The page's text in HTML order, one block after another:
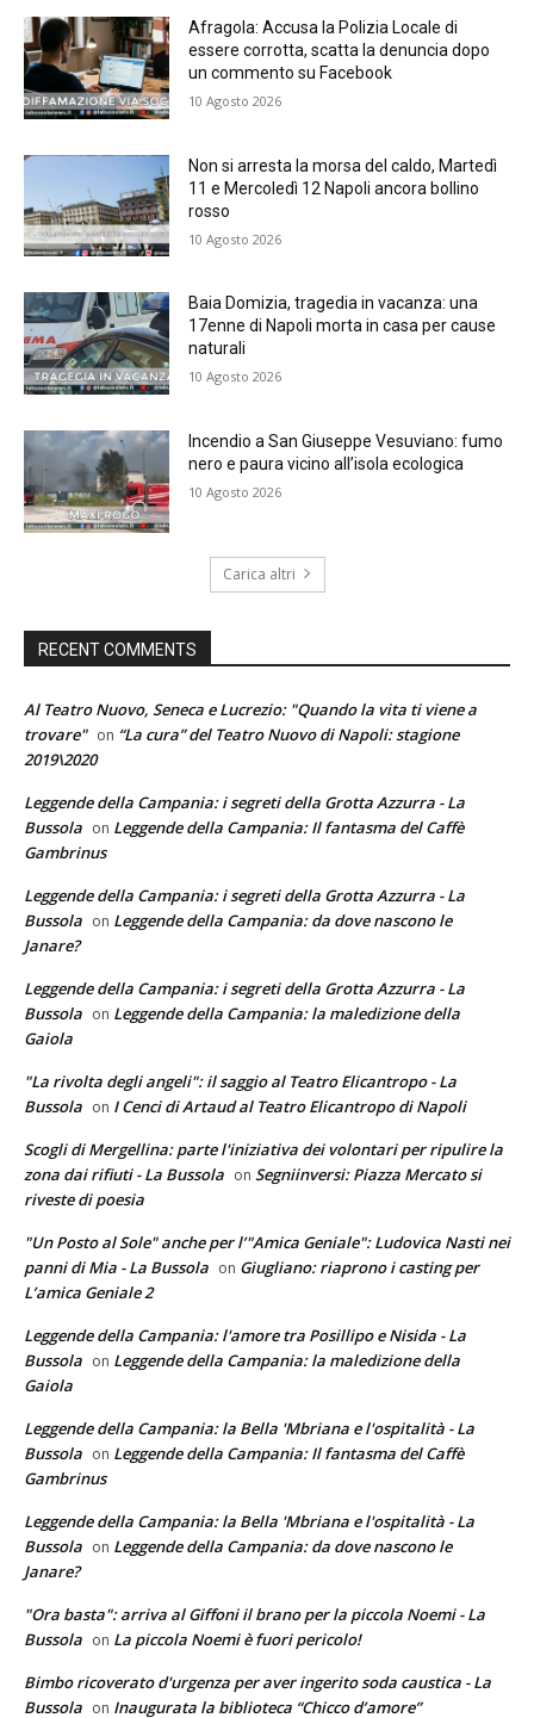
Afragola: Accusa la Polizia Locale di
essere corrotta, scatta la denuncia dopo
un commento su Facebook
10 Agosto 2026
Non si arresta la morsa del caldo, Martedì
11 e Mercoledì 12 Napoli ancora bollino
rosso
10 Agosto 2026
Baia Domizia, tragedia in vacanza: una
17enne di Napoli morta in casa per cause
naturali
10 Agosto 2026
Incendio a San Giuseppe Vesuviano: fumo
nero e paura vicino all’isola ecologica
10 Agosto 2026
Carica altri
RECENT COMMENTS
Al Teatro Nuovo, Seneca e Lucrezio: "Quando la vita ti viene a
trovare" on “La cura” del Teatro Nuovo di Napoli: stagione
2019\2020
Leggende della Campania: i segreti della Grotta Azzurra - La
Bussola on Leggende della Campania: Il fantasma del Caffè
Gambrinus
Leggende della Campania: i segreti della Grotta Azzurra - La
Bussola on Leggende della Campania: da dove nascono le
Janare?
Leggende della Campania: i segreti della Grotta Azzurra - La
Bussola on Leggende della Campania: la maledizione della
Gaiola
"La rivolta degli angeli": il saggio al Teatro Elicantropo - La
Bussola on I Cenci di Artaud al Teatro Elicantropo di Napoli
Scogli di Mergellina: parte l'iniziativa dei volontari per ripulire la
zona dai rifiuti - La Bussola on Segniinversi: Piazza Mercato si
riveste di poesia
"Un Posto al Sole" anche per l’"Amica Geniale": Ludovica Nasti nei
panni di Mia - La Bussola on Giugliano: riaprono i casting per
L’amica Geniale 2
Leggende della Campania: l'amore tra Posillipo e Nisida - La
Bussola on Leggende della Campania: la maledizione della
Gaiola
Leggende della Campania: la Bella 'Mbriana e l'ospitalità - La
Bussola on Leggende della Campania: Il fantasma del Caffè
Gambrinus
Leggende della Campania: la Bella 'Mbriana e l'ospitalità - La
Bussola on Leggende della Campania: da dove nascono le
Janare?
"Ora basta": arriva al Giffoni il brano per la piccola Noemi - La
Bussola on La piccola Noemi è fuori pericolo!
Bimbo ricoverato d'urgenza per aver ingerito soda caustica - La
Bussola on Inaugurata la biblioteca “Chicco d’amore”